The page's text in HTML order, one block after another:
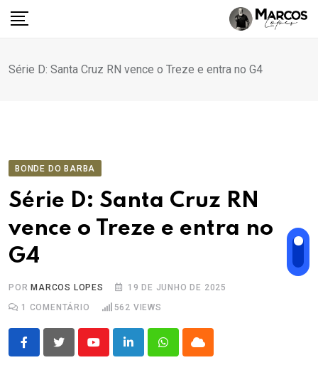
para
conteúdo
Série D: Santa Cruz RN vence o Treze e entra no G4
BONDE DO BARBA
Série D: Santa Cruz RN
vence o Treze e entra no
G4
PORMARCOS LOPES
19 DE JUNHO DE 2025
1 COMENTÁRIO 562 VIEWS
YoutubeLinkedInWhatsappCloud